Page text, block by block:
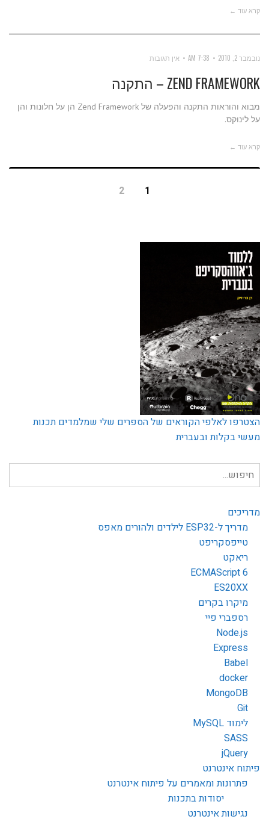
קרא עוד ←
נובמבר 2, 2010 7:38 AM אין תגובות
ZEND FRAMEWORK – התקנה
מבוא והוראות התקנה והפעלה של Zend Framework הן על חלונות והן
על לינוקס.
קרא עוד ←
1
2
הצטרפו לאלפי הקוראים של הספרים שלי שמלמדים תכנות
מעשי בקלות ובעברית
חיפוש
עבור:
מדריכים
מדריך ל-ESP32 לילדים ולהורים מאפס
טייפסקריפט
ריאקט
ECMAScript 6
ES20XX
מיקרו בקרים
רספברי פיי
Node.js
Express
Babel
docker
MongoDB
Git
לימוד MySQL
SASS
jQuery
פיתוח אינטרנט
פתרונות ומאמרים על פיתוח אינטרנט
יסודות בתכנות
נגישות אינטרנט